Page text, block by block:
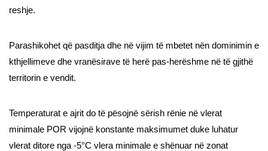
reshje.
Parashikohet që pasditja dhe në vijim të mbetet nën dominimin e
kthjellimeve dhe vranësirave të herë pas-herëshme në të gjithë
territorin e vendit.
Temperaturat e ajrit do të pësojnë sërish rënie në vlerat
minimale POR vijojnë konstante maksimumet duke luhatur
vlerat ditore nga -5°C vlera minimale e shënuar në zonat